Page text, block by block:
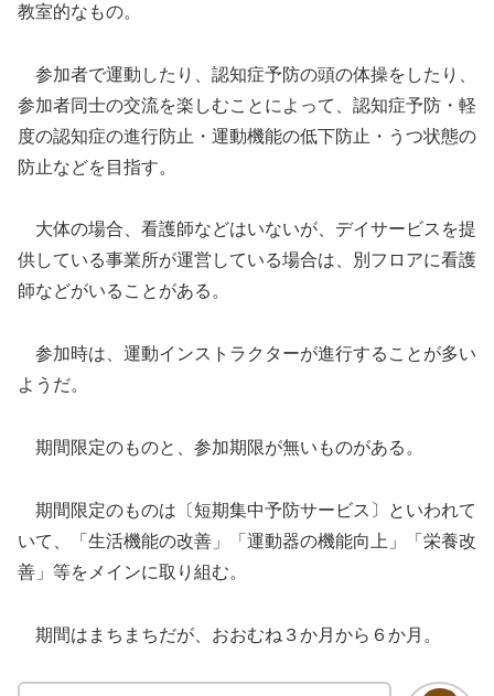
教室的なもの。
参加者で運動したり、認知症予防の頭の体操をしたり、
参加者同士の交流を楽しむことによって、認知症予防・軽
度の認知症の進行防止・運動機能の低下防止・うつ状態の
防止などを目指す。
大体の場合、看護師などはいないが、デイサービスを提
供している事業所が運営している場合は、別フロアに看護
師などがいることがある。
参加時は、運動インストラクターが進行することが多い
ようだ。
期間限定のものと、参加期限が無いものがある。
期間限定のものは〔短期集中予防サービス〕といわれて
いて、「生活機能の改善」「運動器の機能向上」「栄養改
善」等をメインに取り組む。
期間はまちまちだが、おおむね３か月から６か月。